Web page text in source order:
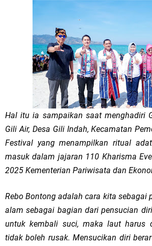
Hal itu ia sampaikan saat menghadiri
Gili Air, Desa Gili Indah, Kecamatan
Festival yang menampilkan ritual
masuk dalam jajaran 110 Kharisma
2025 Kementerian Pariwisata dan
Rebo Bontong adalah cara kita sebagai
alam sebagai bagian dari pensucian
untuk kembali suci, maka laut harus
tidak boleh rusak. Mensucikan diri